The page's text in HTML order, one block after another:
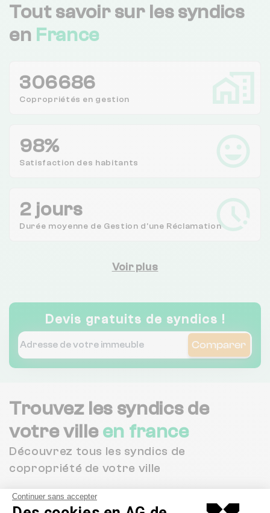
Continuer sans accepter
Tout savoir sur les syndics
en France
306686
Copropriétés en gestion
98%
Satisfaction des habitants
2 jours
Durée moyenne de Gestion d'une Réclamation
Voir plus
Devis gratuits de syndics !
Comparer
Trouvez les syndics de
votre villeen france
Découvrez tous les syndics de
copropriété de votre ville
Afficher